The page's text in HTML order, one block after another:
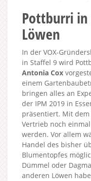
Pottburri
Löwen
In der VOX-
in Staffel 9 wird
Antonia Cox
einem
bringen alles an
der IPM 2019 in
präsentiert. Mit
Vertrieb noch
werden. Vor allem
Handel des bisher
Blumentopfes
Dümmel oder
anderen Löwen